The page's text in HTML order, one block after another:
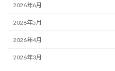
2026年6月
2026年5月
2026年4月
2026年3月